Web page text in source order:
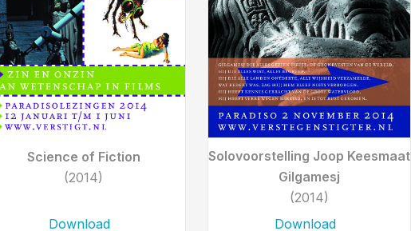
Science of Fiction
(2014)
Download
Solovoorstelling Joop Keesmaat
Gilgamesj
(2014)
Download